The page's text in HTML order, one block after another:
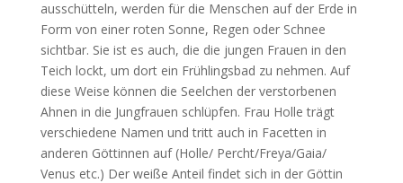
ausschütteln, werden für die Menschen auf der Erde in
Form von einer roten Sonne, Regen oder Schnee
sichtbar. Sie ist es auch, die die jungen Frauen in den
Teich lockt, um dort ein Frühlingsbad zu nehmen. Auf
diese Weise können die Seelchen der verstorbenen
Ahnen in die Jungfrauen schlüpfen. Frau Holle trägt
verschiedene Namen und tritt auch in Facetten in
anderen Göttinnen auf (Holle/ Percht/Freya/Gaia/
Venus etc.) Der weiße Anteil findet sich in der Göttin